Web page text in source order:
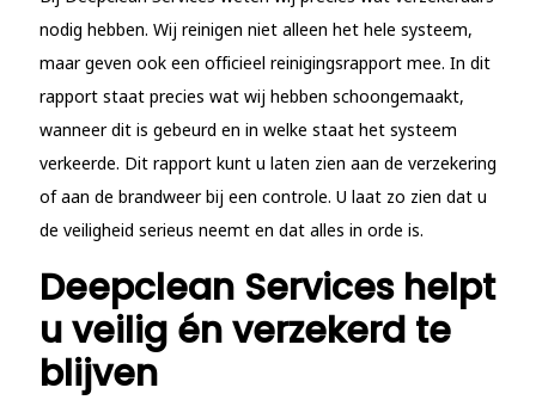
nodig hebben. Wij reinigen niet alleen het hele systeem,
maar geven ook een officieel reinigingsrapport mee. In dit
rapport staat precies wat wij hebben schoongemaakt,
wanneer dit is gebeurd en in welke staat het systeem
verkeerde. Dit rapport kunt u laten zien aan de verzekering
of aan de brandweer bij een controle. U laat zo zien dat u
de veiligheid serieus neemt en dat alles in orde is.
Deepclean Services helpt
u veilig én verzekerd te
blijven